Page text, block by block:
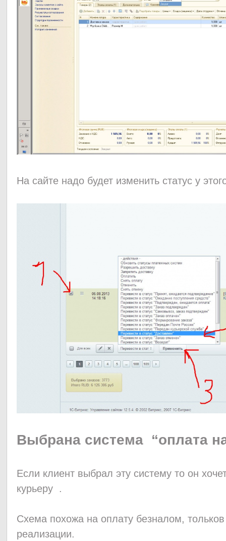
На сайте надо будет изменить статус у
Выбрана система “оплата
Если клиент выбрал эту систему то он
курьеру .
Схема похожа на оплату безналом,
реализации.